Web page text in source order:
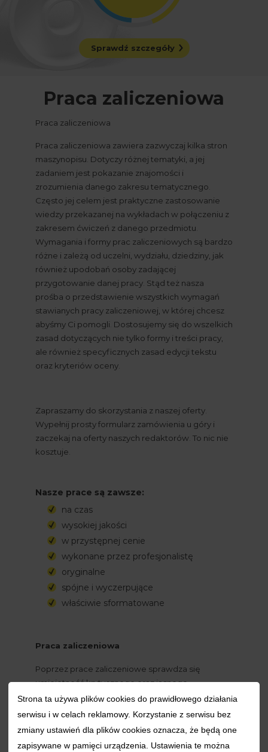
Sprawdź szczegóły
Praca zaliczeniowa
Praca zaliczeniowa
Praca zaliczeniowa zawiera zazwyczaj kilka stron
maszynopisu. Dotyczy różnej tematyki, a jej
zadaniem jest pokazanie znajomości i
zrozumienia danego zakresu tematycznego.
Często jej celem jest praktyczne zastosowanie
wiedzy przekazanej na wykładach w połączeniu z
zakresem ćwiczeń z danego przedmiotu.
Wymagania i formy prac zaliczeniowych są bardzo
różne i zależą od uczelni, wydziału, dziedziny, jak
również upodobań osoby zadającej
przygotowanie danej pracy. Stąd też nasza
prośba o przedstawienie wszystkich wymagań
stawianych pracy zaliczeniowej, w której chcesz
abyśmy Ci pomogli. Dostosujemy się do wszelkich
zasad dotyczących nie tylko formy i treści pracy,
ale również specyficznych zasad edycji tekstu
oraz kryteriów oceny.
Zapraszamy do skorzystania z naszej oferty.
Wypełnij prosty formularz zamówienia u góry i
zaczekaj na oferty naszych redaktorów. To nic nie
kosztuje.
Nasze prace są zawsze:
na czas
wysokiej jakości
w przystępnej cenie
wykonane przez profesjonalistę
oryginalne
spójne i wyczerpujące
właściwie sformatowane
Praca zaliczeniowa
Poprzez prace zaliczeniowe sprawdza się
umiejętność krytycznego oraz jasnego
przedstawiania wyników badań
przeprowadzanych na ćwiczeniach. Prace tego
prowadzących ćwiczenia. W ten sposób osoby te
Strona ta używa plików cookies do prawidłowego działania
serwisu i w celach reklamowy. Korzystanie z serwisu bez
zmiany ustawień dla plików cookies oznacza, że będą one
zapisywane w pamięci urządzenia. Ustawienia te można